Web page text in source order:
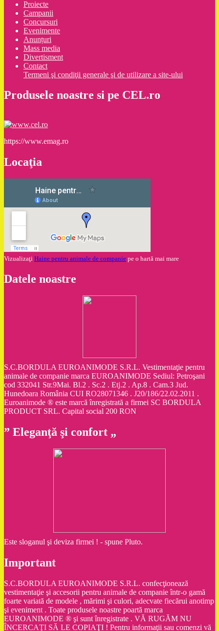
Proiecte
Campanii
Concursuri
Evenimente
Anunțuri
Mass media
Divertisment
Contact
Termeni şi condiţii generale şi de utilizare a site-ului
Produsele noastre si pe CEL.ro
https://www.emag.ro
Locaţia
Vizualizaţi Haine pentru animale de companie pe o hartă mai mare
Datele noastre
S.C.BORDULA EUROANIMODE S.R.L. Vestimentaţie pentru
animale de companie marca EUROANIMODE Sediul: Petroşani
cod 332041 Str.9Mai. Bl.2 . Sc.2 . Etj.2 . Ap.8 . Cam.3 Jud.
Hunedoara România CUI RO28071346 . J20/186/22.02.2011 .
Euroanimode ® este marcă înregistrată a firmei SC BORDULA
PRODUCT SRL. Capital social 200 RON
” Eleganţă şi confort „
Este sloganul şi deviza firmei ! - spune Pluto.
Important
S.C.BORDULA EUROANIMODE S.R.L. confecţionează
vestimentaţie şi accesorii pentru animale de companie într-o gamă
foarte variată de modele , mărimi şi culori, adecvate fiecărui anotimp
şi eveniment . Toate produsele noastre poartă marca
EUROANIMODE ® şi sunt înregistrate . VĂ RUGĂM NU
ÎNCERCAŢI SĂ LE COPIAŢI ! Pentru informaţii sau comenzi vă